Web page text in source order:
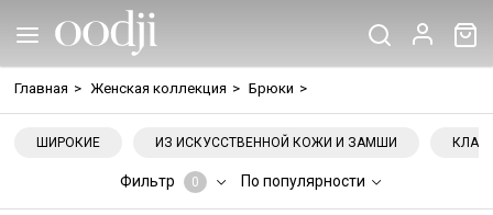
Главная > Женская коллекция > Брюки >
ШИРОКИЕ ИЗ ИСКУССТВЕННОЙ КОЖИ И ЗАМШИ
Фильтр 0 По популярности